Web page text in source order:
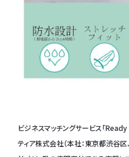
ビジネスマッチングサービス「Ready
ティア株式会社（本社：東京都渋谷